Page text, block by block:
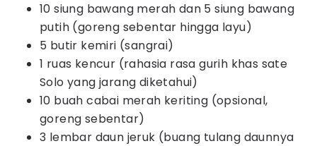
10 siung bawang merah dan 5 siung bawang
putih (goreng sebentar hingga layu)
5 butir kemiri (sangrai)
1 ruas kencur (rahasia rasa gurih khas sate
Solo yang jarang diketahui)
10 buah cabai merah keriting (opsional,
goreng sebentar)
3 lembar daun jeruk (buang tulang daunnya